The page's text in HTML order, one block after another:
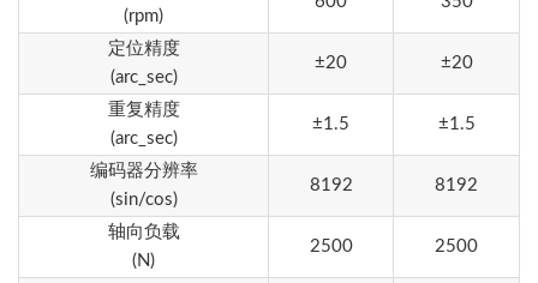
(rpm)
定位精度
(arc_sec)
±20 ±20
重复精度
(arc_sec)
±1.5 ±1.5
编码器分辨率
(sin/cos)
8192 8192
轴向负载
(N)
2500 2500